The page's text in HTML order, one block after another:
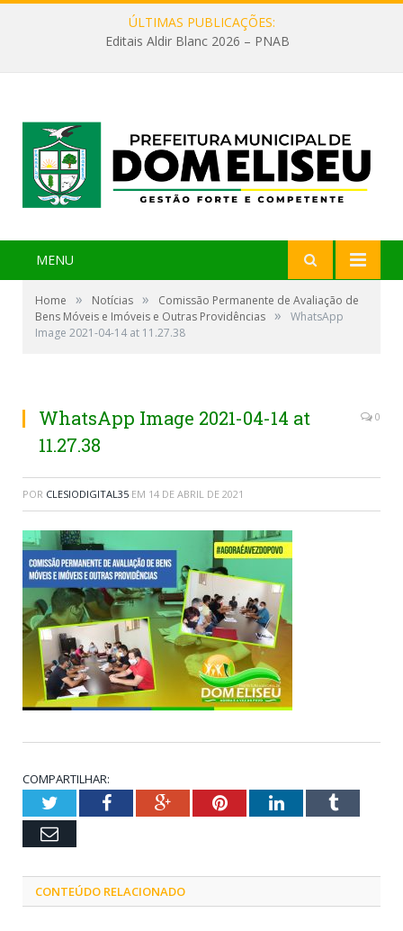
ÚLTIMAS PUBLICAÇÕES:
Editais Aldir Blanc 2026 – PNAB
MENU
Home » Notícias »
Comissão Permanente de Avaliação de
Bens Móveis e Imóveis e Outras Providências »
WhatsApp
Image 2021-04-14 at 11.27.38
WhatsApp Image 2021-04-14 at
11.27.38
0
POR CLESIODIGITAL35 EM 14 DE ABRIL DE 2021
COMPARTILHAR:
TwitterFacebookGoogle+PinterestLinkedInTumblr
Email
CONTEÚDO RELACIONADO